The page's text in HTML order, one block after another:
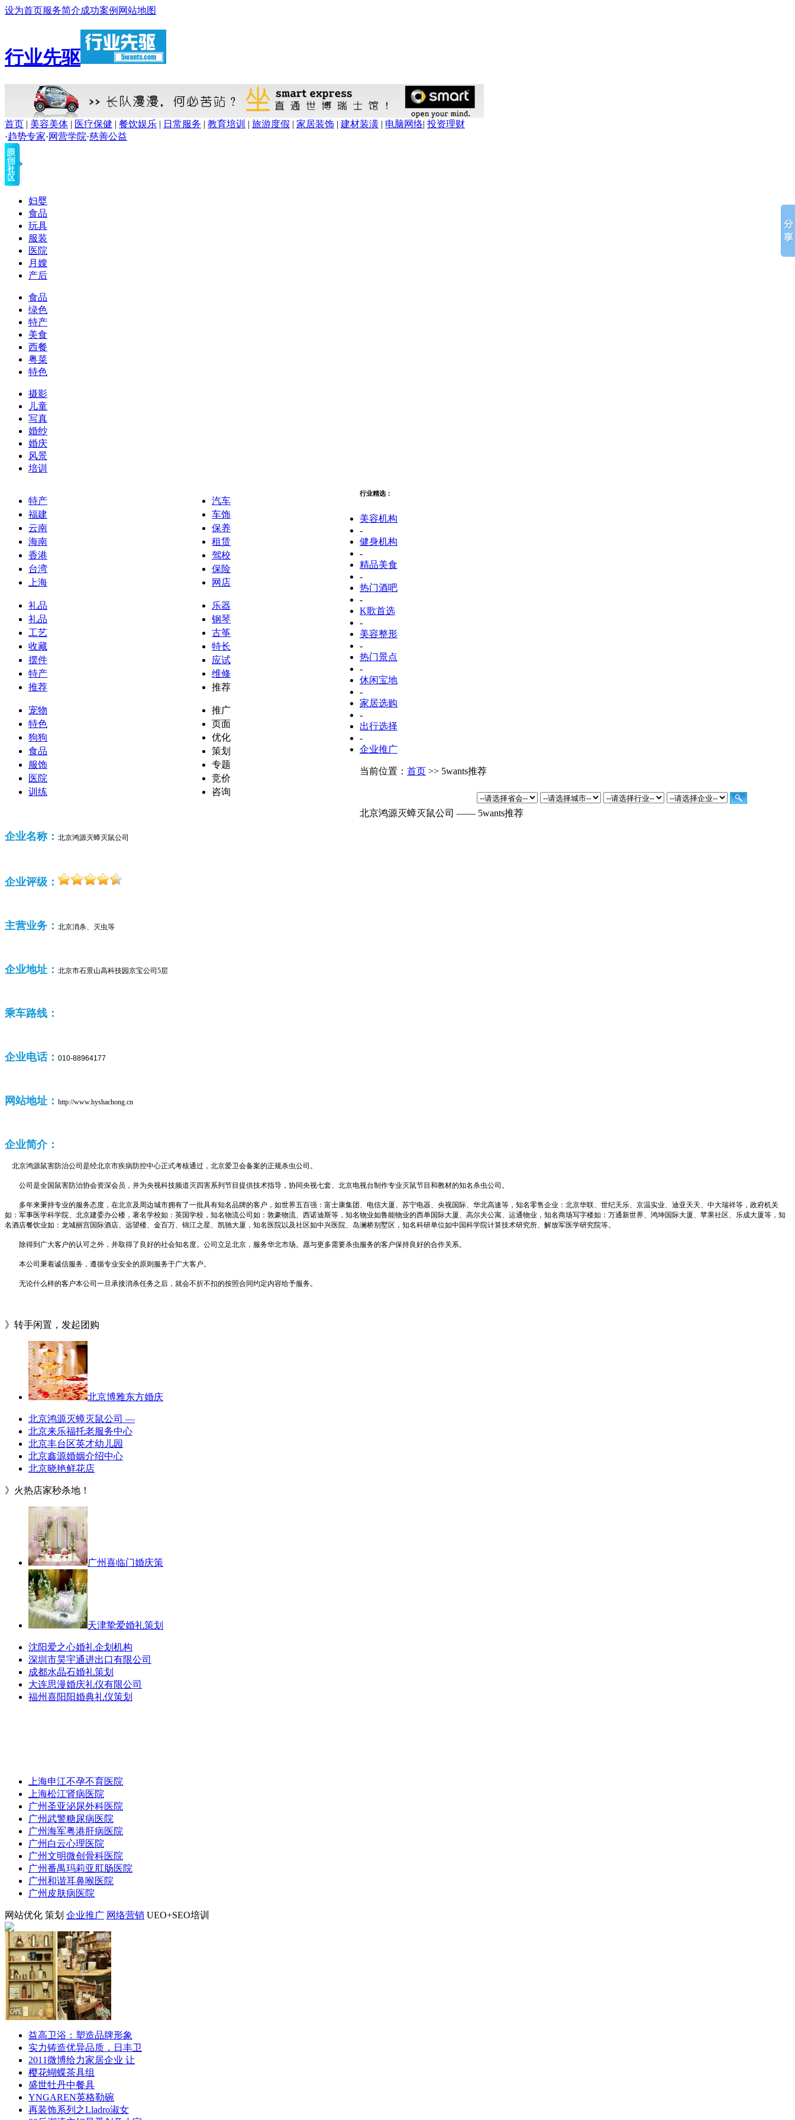
设为首页服务简介成功案例 网站地图
行业先驱
首页 | 美容美体 | 医疗保健 | 餐饮娱乐 | 日常服务 | 教育培训 | 旅游度假 | 家居装饰 | 建材装潢 | 电脑网络| 投资理财
·趋势专家·网营学院·慈善公益
妇婴
食品
玩具
服装
医院
月嫂
产后
食品
绿色
特产
美食
西餐
粤菜
特色
摄影
儿童
写真
婚纱
婚庆
风景
培训
特产
福建
云南
海南
香港
台湾
上海
礼品
礼品
工艺
收藏
摆件
特产
推荐
宠物
特色
狗狗
食品
服饰
医院
训练
汽车
车饰
保养
租赁
驾校
保险
网店
乐器
钢琴
古筝
特长
应试
维修
推荐
推广
页面
优化
策划
专题
竞价
咨询
行业精选：
美容机构
-
健身机构
-
精品美食
-
热门酒吧
-
K歌首选
-
美容整形
-
热门景点
-
休闲宝地
-
家居选购
-
出行选择
-
企业推广
当前位置： 首页 >> 5wants推荐
北京鸿源灭蟑灭鼠公司 —— 5wants推荐
企业名称： 北京鸿源灭蟑灭鼠公司
企业评级：
主营业务： 北京消杀、灭虫等
企业地址： 北京市石景山高科技园京宝公司5层
乘车路线：
企业电话： 010-88964177
网站地址： http://www.hyshachong.cn
企业简介：
北京鸿源鼠害防治公司是经北京市疾病防控中心正式考核通过，北京爱卫会备案的正规杀虫公司。
公司是全国鼠害防治协会资深会员，并为央视科技频道灭四害系列节目提供技术指导，协同央视七套、北京电视台制作专业灭鼠节目和教材的知名杀虫公司。
多年来秉持专业的服务态度，在北京及周边城市拥有了一批具有知名品牌的客户，如世界五百强：富士康集团、电信大厦、苏宁电器、央视国际、华北高速等，知名零售企业：北京华联、世纪天乐、京温实业、迪亚天天、中大瑞祥等，政府机关
如：军事医学科学院、北京建委办公楼，著名学校如：英国学校，知名物流公司如：敦豪物流、西诺迪斯等，知名物业如鲁能物业的西单国际大厦、高尔夫公寓、运通物业，知名商场写字楼如：万通新世界、鸿坤国际大厦、苹果社区、乐成大厦等，知
名酒店餐饮业如：龙城丽宫国际酒店、远望楼、金百万、锦江之星、凯驰大厦，知名医院以及社区如中兴医院、岛澜桥别墅区，知名科研单位如中国科学院计算技术研究所、解放军医学研究院等。
除得到广大客户的认可之外，并取得了良好的社会知名度。公司立足北京，服务华北市场。愿与更多需要杀虫服务的客户保持良好的合作关系。
本公司秉着诚信服务，遵循专业安全的原则服务于广大客户。
无论什么样的客户本公司一旦承接消杀任务之后，就会不折不扣的按照合同约定内容给予服务。
》转手闲置，发起团购
北京博雅东方婚庆
北京鸿源灭蟑灭鼠公司 —
北京来乐福托老服务中心
北京丰台区英才幼儿园
北京鑫源婚姻介绍中心
北京晓艳鲜花店
》火热店家秒杀地！
广州喜临门婚庆策
天津挚爱婚礼策划
沈阳爱之心婚礼企划机构
深圳市昊宇通进出口有限公司
成都水晶石婚礼策划
大连思漫婚庆礼仪有限公司
福州喜阳阳婚典礼仪策划
上海申江不孕不育医院
上海松江肾病医院
广州圣亚泌尿外科医院
广州武警糖尿病医院
广州海军粤港肝病医院
广州白云心理医院
广州文明微创骨科医院
广州番禺玛莉亚肛肠医院
广州和谐耳鼻喉医院
广州皮肤病医院
网站优化 策划 企业推广 网络营销 UEO+SEO培训
益高卫浴：塑造品牌形象
实力铸造优异品质，日丰卫
2011微博给力家居企业 让
樱花蝴蝶茶具组
盛世牡丹中餐具
YNGAREN英格勒碗
再装饰系列之Lladro淑女